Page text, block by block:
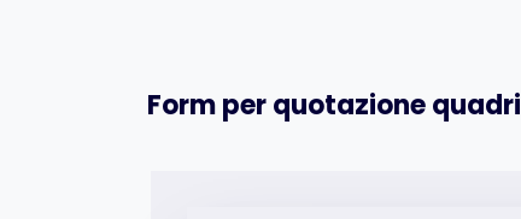
Form per quotazione quadri